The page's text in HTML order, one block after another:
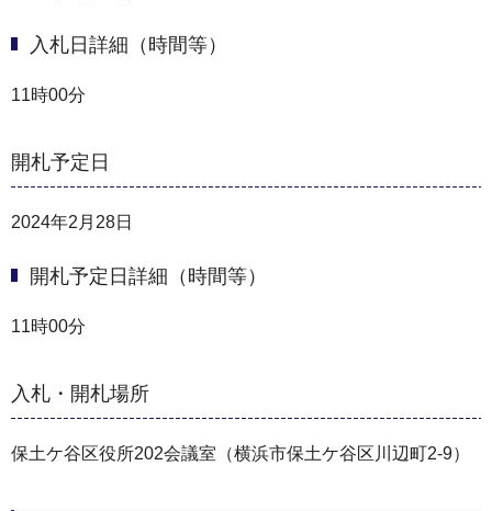
入札日詳細（時間等）
11時00分
開札予定日
2024年2月28日
開札予定日詳細（時間等）
11時00分
入札・開札場所
保土ケ谷区役所202会議室（横浜市保土ケ谷区川辺町2-9）